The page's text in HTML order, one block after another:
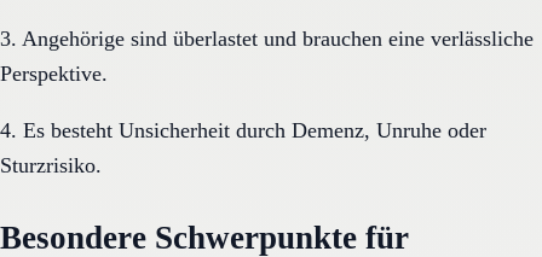
3. Angehörige sind überlastet und brauchen eine verlässliche
Perspektive.
4. Es besteht Unsicherheit durch Demenz, Unruhe oder
Sturzrisiko.
Besondere Schwerpunkte für